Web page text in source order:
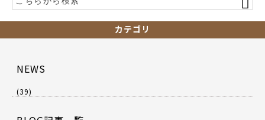
カテゴリ
NEWS
(39)